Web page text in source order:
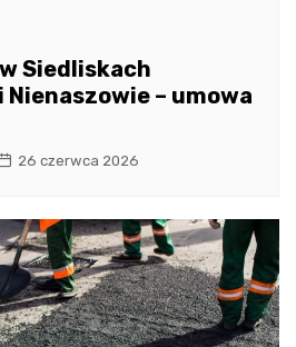
Siedliskach
– umowa
26 czerwca 2026